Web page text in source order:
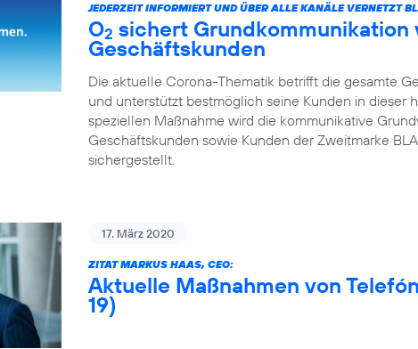
JEDERZEIT INFORMIERT UND ÜBER ALLE KANÄLE VERNETZT
O2 sichert
Geschäftskunden
Die aktuelle Corona-Thematik betrifft die gesamte
und unterstützt bestmöglich seine Kunden in dieser
speziellen Maßnahme wird die kommunikative
Geschäftskunden sowie Kunden der Zweitmarke
sichergestellt.
17. März 2020
ZITAT MARKUS HAAS, CEO:
Aktuelle Maßnahmen von
19)